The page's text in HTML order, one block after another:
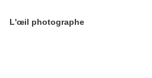
L'œil photographe